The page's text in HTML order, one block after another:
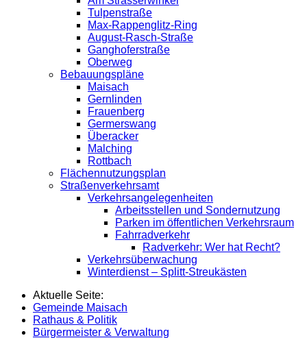
Tulpenstraße
Max-Rappenglitz-Ring
August-Rasch-Straße
Ganghoferstraße
Oberweg
Bebauungspläne
Maisach
Gernlinden
Frauenberg
Germerswang
Überacker
Malching
Rottbach
Flächennutzungsplan
Straßenverkehrsamt
Verkehrsangelegenheiten
Arbeitsstellen und Sondernutzung
Parken im öffentlichen Verkehrsraum
Fahrradverkehr
Radverkehr: Wer hat Recht?
Verkehrsüberwachung
Winterdienst – Splitt-Streukästen
Aktuelle Seite:
Gemeinde Maisach
Rathaus & Politik
Bürgermeister & Verwaltung